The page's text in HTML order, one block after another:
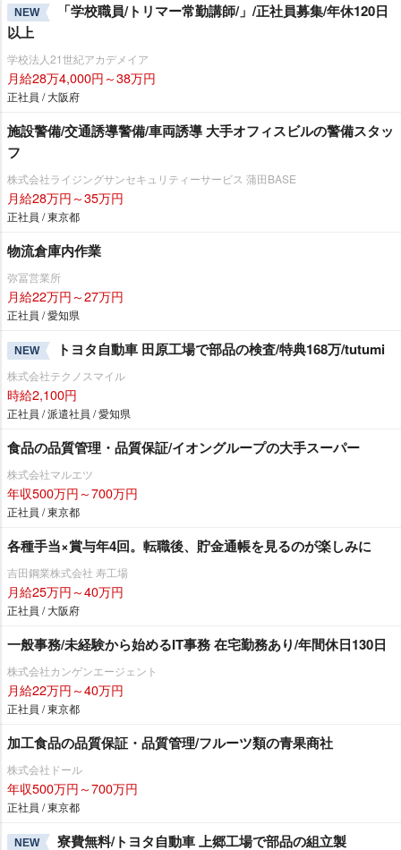
NEW
「学校職員/トリマー常勤講師/」/正社員募集/年休120日
以上
学校法人21世紀アカデメイア
月給28万4,000円～38万円
正社員 / 大阪府
施設警備/交通誘導警備/車両誘導 大手オフィスビルの警備スタッ
フ
株式会社ライジングサンセキュリティーサービス 蒲田BASE
月給28万円～35万円
正社員 / 東京都
物流倉庫内作業
弥冨営業所
月給22万円～27万円
正社員 / 愛知県
NEW トヨタ自動車 田原工場で部品の検査/特典168万/tutumi
株式会社テクノスマイル
時給2,100円
正社員 / 派遣社員 / 愛知県
食品の品質管理・品質保証/イオングループの大手スーパー
株式会社マルエツ
年収500万円～700万円
正社員 / 東京都
各種手当×賞与年4回。転職後、貯金通帳を見るのが楽しみに
吉田鋼業株式会社 寿工場
月給25万円～40万円
正社員 / 大阪府
一般事務/未経験から始めるIT事務 在宅勤務あり/年間休日130日
株式会社カンゲンエージェント
月給22万円～40万円
正社員 / 東京都
加工食品の品質保証・品質管理/フルーツ類の青果商社
株式会社ドール
年収500万円～700万円
正社員 / 東京都
NEW 寮費無料/トヨタ自動車 上郷工場で部品の組立製